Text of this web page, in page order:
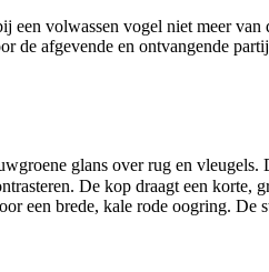
een volwassen vogel niet meer
de afgevende en ontvangende
glans over rug en
De kop draagt een korte,
een brede, kale rode oogring. De